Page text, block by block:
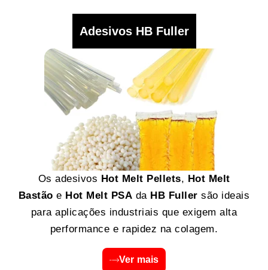
Adesivos HB Fuller
Os adesivos Hot Melt Pellets, Hot Melt
Bastão e Hot Melt PSA da HB Fuller são ideais
para aplicações industriais que exigem alta
performance e rapidez na colagem.
Ver mais